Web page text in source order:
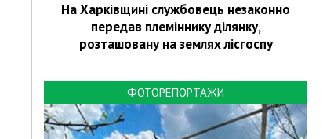
На Харківщині службовець незаконно
передав племіннику ділянку,
розташовану на землях лісгоспу
ФОТОРЕПОРТАЖИ